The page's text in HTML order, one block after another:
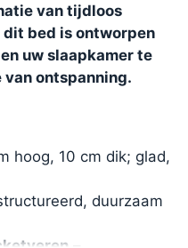
van tijdloos
bed is ontworpen
uw slaapkamer te
ontspanning.
hoog, 10 cm dik; glad,
duurzaam